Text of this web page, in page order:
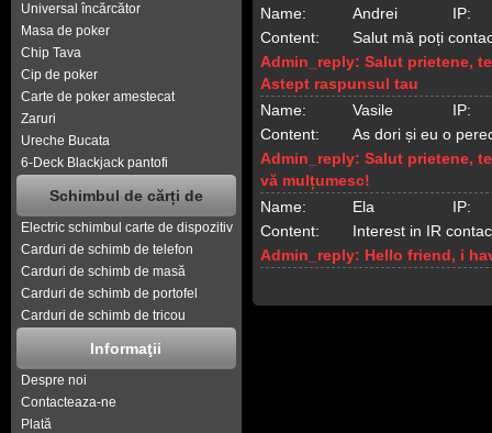
Universal încărcător
Masa de poker
Chip Tava
Cip de poker
Carte de poker amestecat
Zaruri
Ureche Bucata
6-Deck Blackjack pantofi
Schimbul de cărți de
Electric schimbul carte de dispozitiv
Carduri de schimb de telefon
Carduri de schimb de masă
Carduri de schimb de portofel
Carduri de schimb de tricou
Informaţii
Despre noi
Contacteaza-ne
Plată
Name:
Andrei
IP:
Content:
Salut mă poți
Admin_reply: Salut prietene,
Astept raspunsul tau
Name:
Vasile
IP:
Content:
As dori și eu o
Admin_reply: Salut prietene,
vă mulțumesc!
Name:
Ela
IP:
Content:
Interest in IR
Admin_reply: Hello friend, i